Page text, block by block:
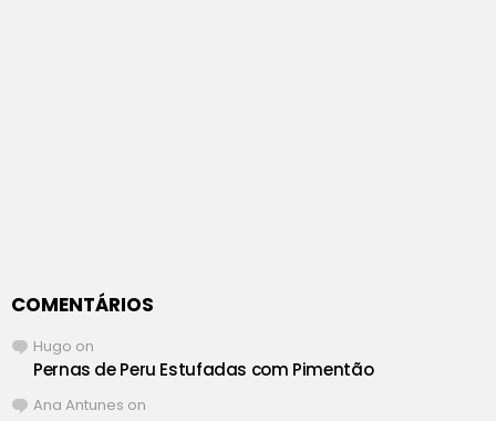
COMENTÁRIOS
Hugo on
Pernas de Peru Estufadas com Pimentão
Ana Antunes on